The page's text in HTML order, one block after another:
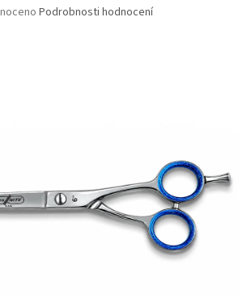
Podrobnosti hodnocení